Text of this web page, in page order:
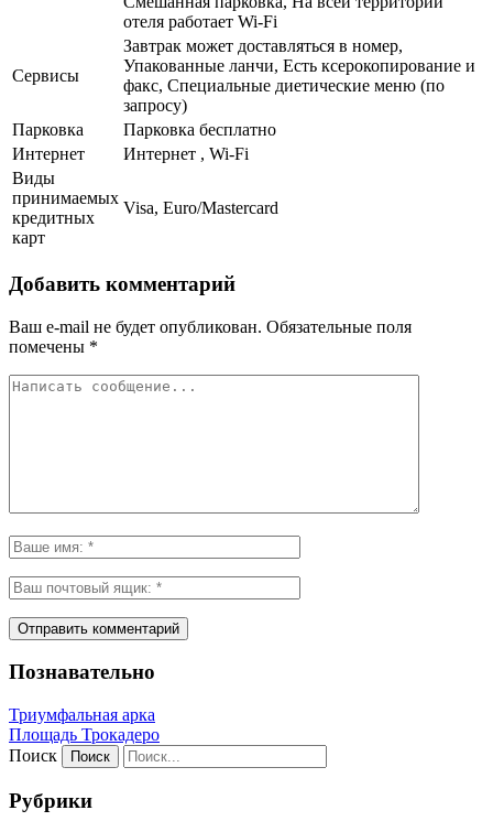
отеля работает Wi-Fi
Сервисы
Завтрак может доставляться в номер,
Упакованные ланчи, Есть ксерокопирование и
факс, Специальные диетические меню (по
запросу)
Парковка
Парковка бесплатно
Интернет
Интернет , Wi-Fi
Виды
принимаемых
кредитных
карт
Visa, Euro/Mastercard
Добавить комментарий
Ваш e-mail не будет опубликован. Обязательные поля
помечены *
Познавательно
Триумфальная арка
Площадь Трокадеро
Поиск
Рубрики